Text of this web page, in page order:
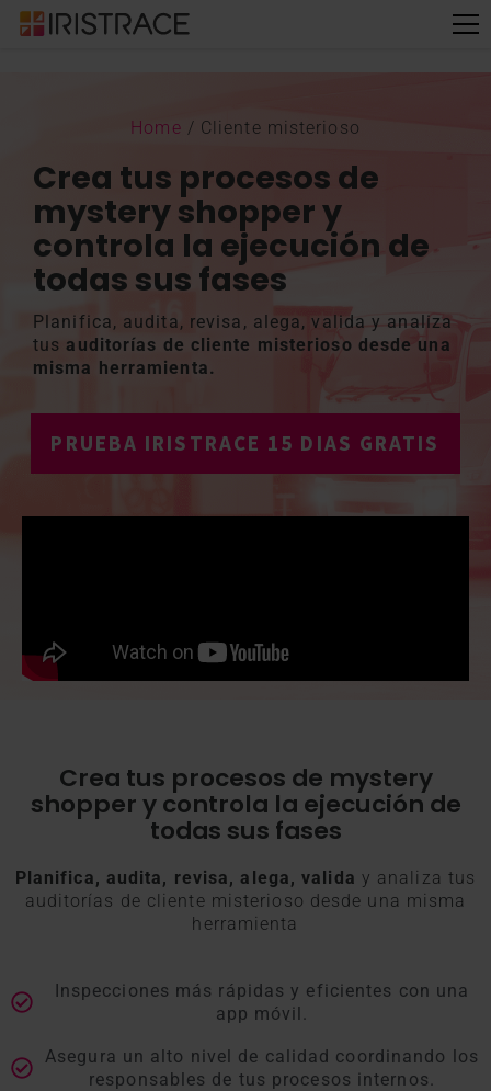
Home / Cliente misterioso
Crea tus procesos de
mystery shopper y
controla la ejecución de
todas sus fases
Planifica, audita, revisa, alega, valida y analiza
tus auditorías de cliente misterioso desde una
misma herramienta.
PRUEBA IRISTRACE 15 DIAS GRATIS
Crea tus procesos de mystery
shopper y controla la ejecución de
todas sus fases
Planifica, audita, revisa, alega, valida y analiza tus
auditorías de cliente misterioso desde una misma
herramienta
Inspecciones más rápidas y eficientes con una
app móvil.
Asegura un alto nivel de calidad coordinando los
responsables de tus procesos internos.